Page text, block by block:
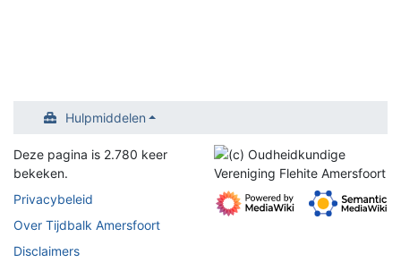
Hulpmiddelen
Deze pagina is 2.780 keer
bekeken.
Privacybeleid
Over Tijdbalk Amersfoort
Disclaimers